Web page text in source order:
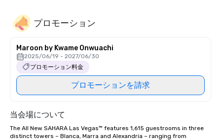
プロモーション
Maroon by Kwame Onwuachi
2025/06/19 - 2027/06/30
プロモーション料金
プロモーションを請求
当会場について
The All New SAHARA Las Vegas™ features 1,615 guestrooms in three
distinct towers – Blanca, Marra and Alexandria – ranging from